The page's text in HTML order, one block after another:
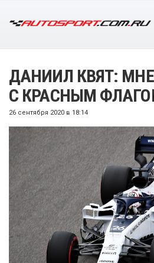
ДАНИИЛ КВЯТ:
С КРАСНЫМ
26 сентября 2020 в 18:14